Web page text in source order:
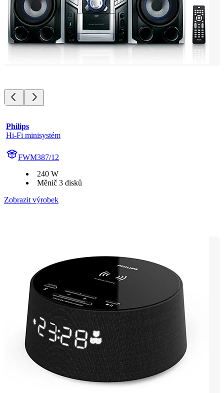
Philips
Hi-Fi minisystém
FWM387/12
240 W
Měnič 3 disků
Zobrazit výrobek